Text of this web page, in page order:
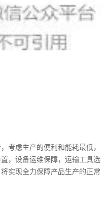
考虑生产的便利和能耗最低，
，设备运维保障，运输工具选
实现全力保障产品生产的正常